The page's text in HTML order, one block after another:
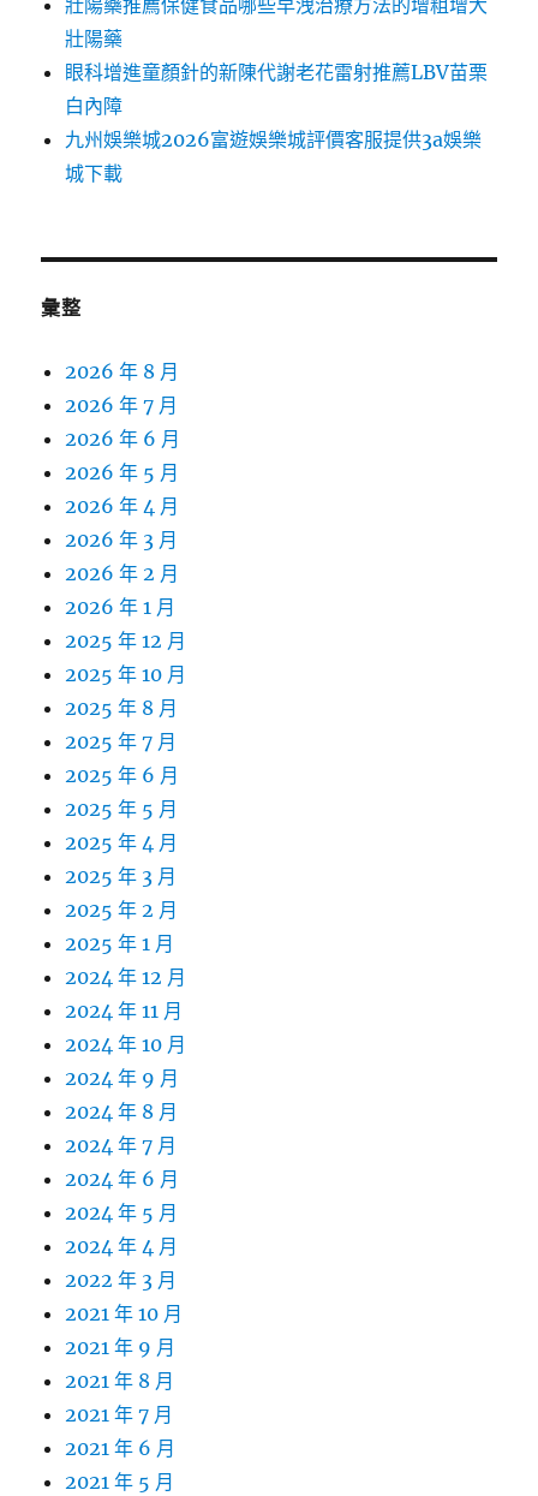
壯陽藥推薦保健食品哪些早洩治療方法的增粗增大
壯陽藥
眼科增進童顏針的新陳代謝老花雷射推薦LBV苗栗
白內障
九州娛樂城2026富遊娛樂城評價客服提供3a娛樂
城下載
彙整
2026 年 8 月
2026 年 7 月
2026 年 6 月
2026 年 5 月
2026 年 4 月
2026 年 3 月
2026 年 2 月
2026 年 1 月
2025 年 12 月
2025 年 10 月
2025 年 8 月
2025 年 7 月
2025 年 6 月
2025 年 5 月
2025 年 4 月
2025 年 3 月
2025 年 2 月
2025 年 1 月
2024 年 12 月
2024 年 11 月
2024 年 10 月
2024 年 9 月
2024 年 8 月
2024 年 7 月
2024 年 6 月
2024 年 5 月
2024 年 4 月
2022 年 3 月
2021 年 10 月
2021 年 9 月
2021 年 8 月
2021 年 7 月
2021 年 6 月
2021 年 5 月